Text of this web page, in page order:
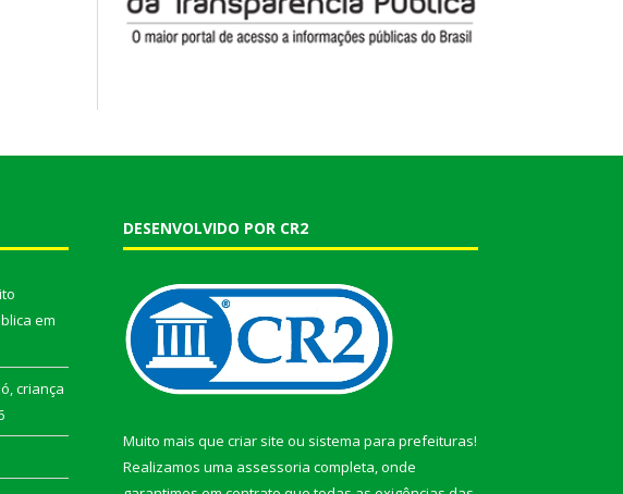
em
criança
DESENVOLVIDO POR CR2
Muito mais que criar site ou sistema para prefeituras!
Realizamos uma assessoria completa, onde